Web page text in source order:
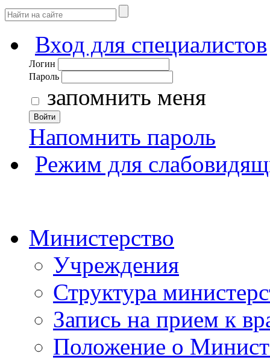
Вход для специалистов
Логин
Пароль
запомнить меня
Войти
Напомнить пароль
Режим для
Министерство
Учреждения
Структура
Запись на прием к
Положение о